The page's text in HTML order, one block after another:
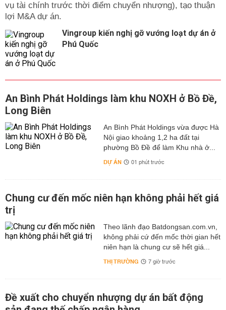
vụ tài chính trước thời điểm chuyển nhượng), tạo thuận
lợi M&A dự án.
Vingroup kiến nghị gỡ vướng loạt dự án ở
Phú Quốc
An Bình Phát Holdings làm khu NOXH ở Bồ Đề,
Long Biên
An Bình Phát Holdings vừa được Hà
Nội giao khoảng 1,2 ha đất tại
phường Bồ Đề để làm Khu nhà ở...
DỰ ÁN 01 phút trước
Chung cư đến mốc niên hạn không phải hết giá
trị
Theo lãnh đạo Batdongsan.com.vn,
không phải cứ đến mốc thời gian hết
niên hạn là chung cư sẽ hết giá...
THỊ TRƯỜNG 7 giờ trước
Đề xuất cho chuyển nhượng dự án bất động